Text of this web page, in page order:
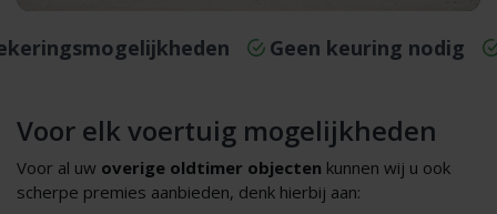
Geen keuring nodig
Voor elk voertuig mogelijkheden
Voor al uw overige oldtimer objecten kunnen wij u ook
scherpe premies aanbieden, denk hierbij aan: